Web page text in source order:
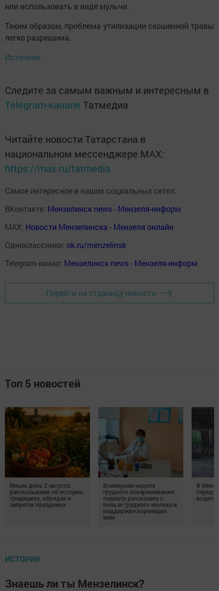
или использовать в виде мульчи.
Таким образом, проблема утилизации скошенной травы
легко разрешима.
Источник
Следите за самым важным и интересным в
Telegram-канале Татмедиа
Читайте новости Татарстана в
национальном мессенджере MАХ:
https://max.ru/tatmedia
Самое интересное в наших социальных сетях:
ВКонтакте: Мензелинск news - Мензеля-информ
MAX: Новости Мензелинска - Мензеля онлайн
Одноклассники: ok.ru/menzelinsk
Telegram-канал: Мензелинск news - Мензеля-информ
Перейти на страницу новости
Топ 5 новостей
Ильин день 2 августа:
рассказываем об истории,
традициях, обрядах и
запретах праздника
Всемирная неделя
грудного вскармливания:
педиатр рассказала о
пользе грудного молока и
поддержке кормящих
мам
В
перед
ИСТОРИЯ
Знаешь ли ты Мензелинск?